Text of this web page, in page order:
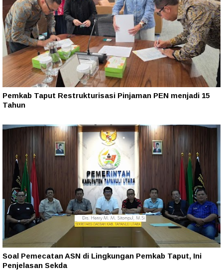
Pemkab Taput Restrukturisasi Pinjaman PEN menjadi 15
Tahun‎
Soal Pemecatan ASN di Lingkungan Pemkab Taput, Ini
Penjelasan Sekda